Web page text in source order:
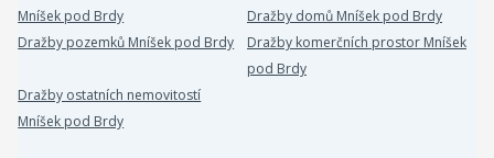
Mníšek pod Brdy
Dražby domů Mníšek pod Brdy
Dražby pozemků Mníšek pod Brdy
Dražby komerčních prostor Mníšek
pod Brdy
Dražby ostatních nemovitostí
Mníšek pod Brdy